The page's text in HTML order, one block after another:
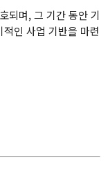
되며, 그 기간 동안 기
인 사업 기반을 마련